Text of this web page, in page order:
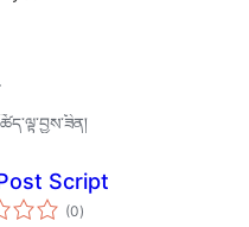
Script
(0གདེང་
འཇོག་
)